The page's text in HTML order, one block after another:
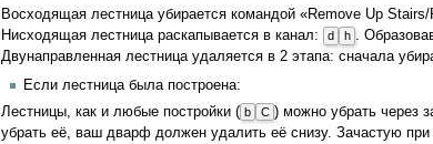
Восходящая лестница убирается командой «Remove Up
Нисходящая лестница раскапывается в канал:
d h .
Двунаправленная лестница удаляется в 2 этапа: сначала
Если лестница была построена:
Лестницы, как и любые постройки ( b C ) можно убрать через
убрать её, ваш дварф должен удалить её снизу. Зачастую